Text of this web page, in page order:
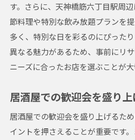
す。さらに、天神橋筋六丁目駅周
節料理や特別な飲み放題プランを
多く、特別な日を彩るのにぴった
異なる魅力があるため、事前にリ
ニーズに合ったお店を選ぶことが大
居酒屋での歓迎会を盛り
居酒屋での歓迎会を盛り上げるた
イントを押さえることが重要です